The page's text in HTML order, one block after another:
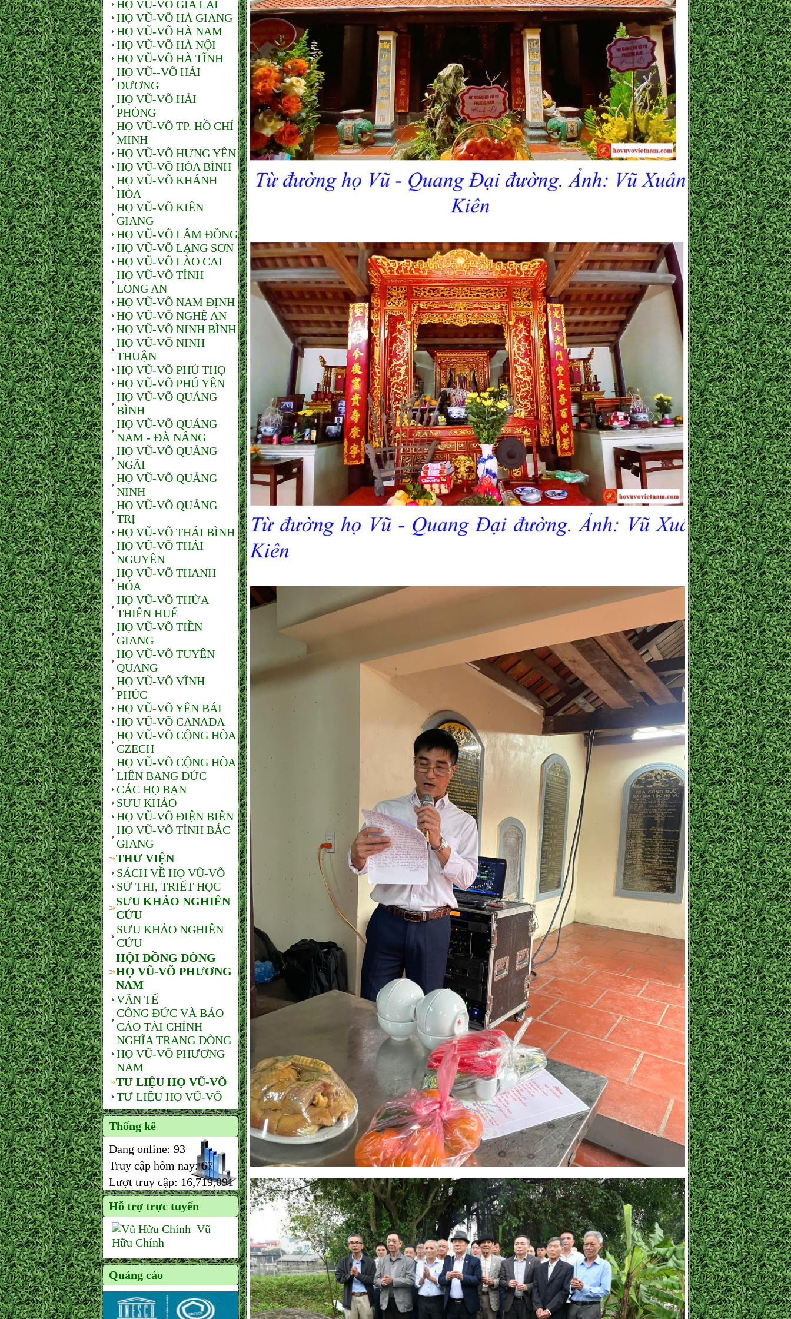
HỌ VŨ-VÕ GIA LAI
HỌ VŨ-VÕ HÀ GIANG
HỌ VŨ-VÕ HÀ NAM
HỌ VŨ-VÕ HÀ NỘI
HỌ VŨ-VÕ HÀ TĨNH
HỌ VŨ--VÕ HẢI
DƯƠNG
HỌ VŨ-VÕ HẢI
PHÒNG
HỌ VŨ-VÕ TP. HỒ CHÍ
MINH
HỌ VŨ-VÕ HƯNG YÊN
HỌ VŨ-VÕ HÒA BÌNH
HỌ VŨ-VÕ KHÁNH
HÒA
HỌ VŨ-VÕ KIÊN
GIANG
HỌ VŨ-VÕ LÂM ĐỒNG
HỌ VŨ-VÕ LẠNG SƠN
HỌ VŨ-VÕ LÀO CAI
HỌ VŨ-VÕ TỈNH
LONG AN
HỌ VŨ-VÕ NAM ĐỊNH
HỌ VŨ-VÕ NGHỆ AN
HỌ VŨ-VÕ NINH BÌNH
HỌ VŨ-VÕ NINH
THUẬN
HỌ VŨ-VÕ PHÚ THỌ
HỌ VŨ-VÕ PHÚ YÊN
HỌ VŨ-VÕ QUẢNG
BÌNH
HỌ VŨ-VÕ QUẢNG
NAM - ĐÀ NẴNG
HỌ VŨ-VÕ QUẢNG
NGÃI
HỌ VŨ-VÕ QUẢNG
NINH
HỌ VŨ-VÕ QUẢNG
TRỊ
HỌ VŨ-VÕ THÁI BÌNH
HỌ VŨ-VÕ THÁI
NGUYÊN
HỌ VŨ-VÕ THANH
HÓA
HỌ VŨ-VÕ THỪA
THIÊN HUẾ
HỌ VŨ-VÕ TIỀN
GIANG
HỌ VŨ-VÕ TUYÊN
QUANG
HỌ VŨ-VÕ VĨNH
PHÚC
HỌ VŨ-VÕ YÊN BÁI
HỌ VŨ-VÕ CANADA
HỌ VŨ-VÕ CỘNG HÒA
CZECH
HỌ VŨ-VÕ CỘNG HÒA
LIÊN BANG ĐỨC
CÁC HỌ BẠN
SƯU KHẢO
HỌ VŨ-VÕ ĐIỆN BIÊN
HỌ VŨ-VÕ TỈNH BẮC
GIANG
THƯ VIỆN
SÁCH VỀ HỌ VŨ-VÕ
SỬ THI, TRIẾT HỌC
SƯU KHẢO NGHIÊN
CỨU
SƯU KHẢO NGHIÊN
CỨU
HỘI ĐỒNG DÒNG
HỌ VŨ-VÕ PHƯƠNG
NAM
VĂN TẾ
CÔNG ĐỨC VÀ BÁO
CÁO TÀI CHÍNH
NGHĨA TRANG DÒNG
HỌ VŨ-VÕ PHƯƠNG
NAM
TƯ LIỆU HỌ VŨ-VÕ
TƯ LIỆU HỌ VŨ-VÕ
Thống kê
Đang online: 93
Truy cập hôm nay:67
Lượt truy cập: 16,719,091
Hỗ trợ trực tuyến
Vũ
Hữu Chính
Quảng cáo